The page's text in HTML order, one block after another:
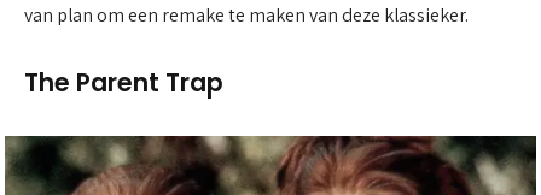
van plan om een remake te maken van deze klassieker.
The Parent Trap